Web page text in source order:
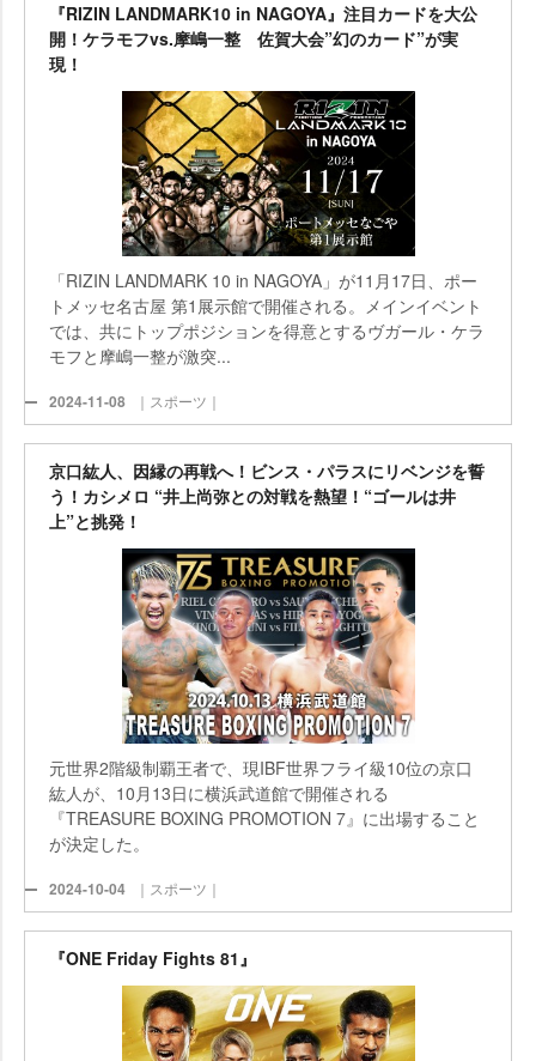
『RIZIN LANDMARK10 in NAGOYA』注目カードを大公
開！ケラモフvs.摩嶋一整 佐賀大会”幻のカード”が実
現！
「RIZIN LANDMARK 10 in NAGOYA」が11月17日、ポー
トメッセ名古屋 第1展示館で開催される。メインイベント
では、共にトップポジションを得意とするヴガール・ケラ
モフと摩嶋一整が激突...
2024-11-08 ｜スポーツ｜
京口紘人、因縁の再戦へ！ビンス・パラスにリベンジを誓
う！カシメロ “井上尚弥との対戦を熱望！“ゴールは井
上”と挑発！
元世界2階級制覇王者で、現IBF世界フライ級10位の京口
紘人が、10月13日に横浜武道館で開催される
『TREASURE BOXING PROMOTION 7』に出場すること
が決定した。
2024-10-04 ｜スポーツ｜
『ONE Friday Fights 81』